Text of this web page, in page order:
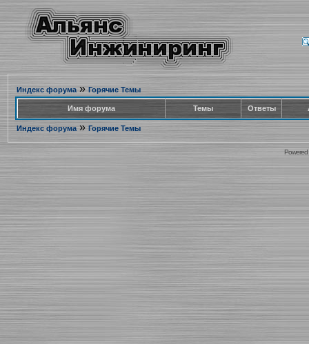
Индекс форума» Горячие Темы
Имя форума Темы Ответы
Индекс форума» Горячие Темы